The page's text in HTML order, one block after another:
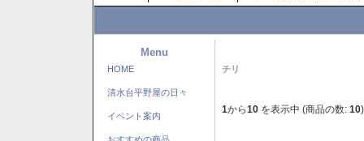
Menu
HOME
清水台平野屋の日々
イベント案内
チリ
1から10 を表示中 (商品の数: 10)